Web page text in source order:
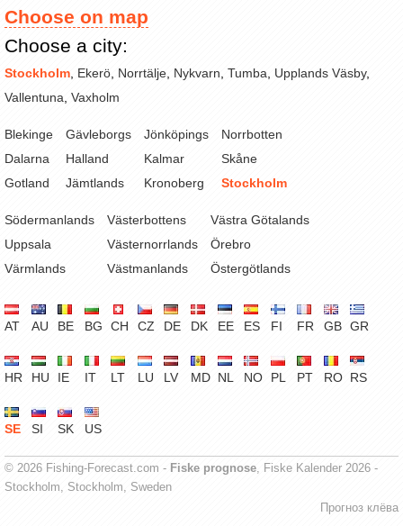
Choose on map
Choose a city:
Stockholm Ekerö Norrtälje Nykvarn Tumba Upplands Väsby,
Vallentuna Vaxholm
Blekinge
Dalarna
Gotland
Gävleborgs
Halland
Jämtlands
Jönköpings
Kalmar
Kronoberg
Norrbotten
Skåne
Stockholm
Södermanlands
Uppsala
Värmlands
Västerbottens
Västernorrlands
Västmanlands
Västra Götalands
Örebro
Östergötlands
AT AU BE BG CH CZ DE DK EE ES FI FR GB GR
HR HU IE IT LT LU LV MD NL NO PL PT RO RS
SE SI SK US
© 2026 Fishing-Forecast.com - Fiske prognose , Fiske Kalender 2026 -
Stockholm, Stockholm, Sweden
Прогноз клёва